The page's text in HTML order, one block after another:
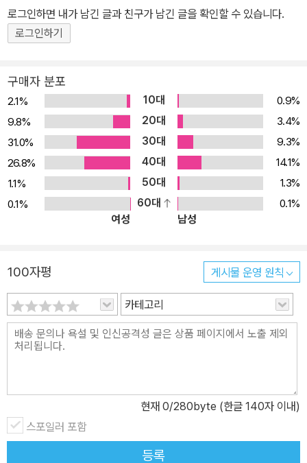
로그인하면 내가 남긴 글과 친구가 남긴 글을 확인할 수 있습니다.
로그인하기
구매자 분포
2.1% 10대
0.9%
9.8%
20대
3.4%
31.0%
30대
9.3%
26.8%
40대
14.1%
1.1%
50대
1.3%
0.1%
60대
0.1%
여성
남성
100자평 게시물 운영 원칙
카테고리
현재 0/280byte (한글 140자 이내)
스포일러 포함
등록